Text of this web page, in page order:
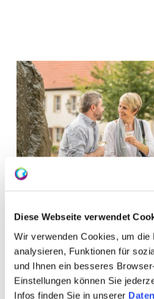
Diese Webseite verwendet
Wir verwenden Cookies, um
analysieren, Funktionen für
und Ihnen ein besseres
Einstellungen können Sie
Infos finden Sie in unserer